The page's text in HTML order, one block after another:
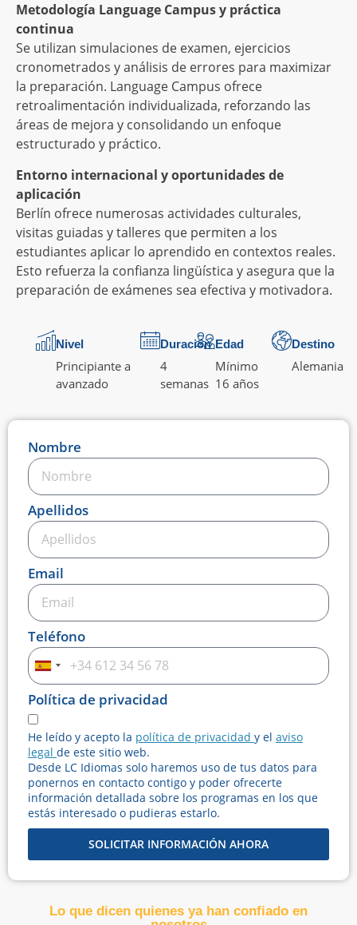
Metodología Language Campus y práctica
continua
Se utilizan simulaciones de examen, ejercicios
cronometrados y análisis de errores para maximizar
la preparación. Language Campus ofrece
retroalimentación individualizada, reforzando las
áreas de mejora y consolidando un enfoque
estructurado y práctico.
Entorno internacional y oportunidades de
aplicación
Berlín ofrece numerosas actividades culturales,
visitas guiadas y talleres que permiten a los
estudiantes aplicar lo aprendido en contextos reales.
Esto refuerza la confianza lingüística y asegura que la
preparación de exámenes sea efectiva y motivadora.
Nivel
Principiante a
avanzado
Duración
4
semanas
Edad
Mínimo
16 años
Destino
Alemania
Nombre
Apellidos
Email
Teléfono
Spain
+34
Política de privacidad
He leído y acepto la política de privacidad y el aviso
legal de este sitio web.
Desde LC Idiomas solo haremos uso de tus datos para
ponernos en contacto contigo y poder ofrecerte
información detallada sobre los programas en los que
estás interesado o pudieras estarlo.
SOLICITAR INFORMACIÓN AHORA
Lo que dicen quienes ya han confiado en